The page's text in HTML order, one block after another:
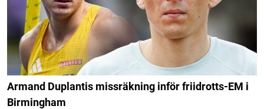
Armand Duplantis missräkning inför friidrotts-EM i
Birmingham